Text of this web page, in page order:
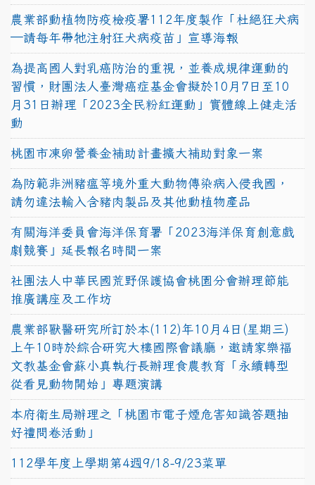
農業部動植物防疫檢疫署112年度製作「杜絕狂犬病
—請每年帶牠注射狂犬病疫苗」宣導海報
為提高國人對乳癌防治的重視，並養成規律運動的
習慣，財團法人臺灣癌症基金會擬於10月7日至10
月31日辦理「2023全民粉紅運動」實體線上健走活
動
桃園市凍卵營養金補助計畫擴大補助對象一案
為防範非洲豬瘟等境外重大動物傳染病入侵我國，
請勿違法輸入含豬肉製品及其他動植物產品
有關海洋委員會海洋保育署「2023海洋保育創意戲
劇競賽」延長報名時間一案
社團法人中華民國荒野保護協會桃園分會辦理節能
推廣講座及工作坊
農業部獸醫研究所訂於本(112)年10月4日(星期三)
上午10時於綜合研究大樓國際會議廳，邀請家樂福
文教基金會蘇小真執行長辦理食農教育「永續轉型
從看見動物開始」專題演講
本府衛生局辦理之「桃園市電子煙危害知識答題抽
好禮問卷活動」
112學年度上學期第4週9/18-9/23菜單